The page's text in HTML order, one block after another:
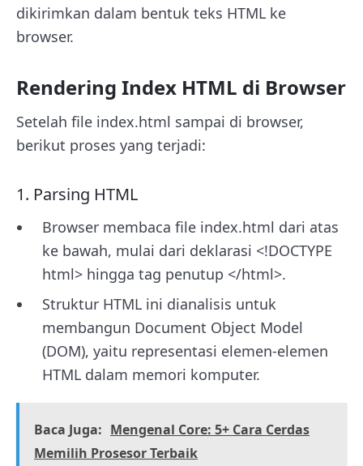
dikirimkan dalam bentuk teks HTML ke
browser.
Rendering Index HTML di Browser
Setelah file index.html sampai di browser,
berikut proses yang terjadi:
1. Parsing HTML
Browser membaca file index.html dari atas
ke bawah, mulai dari deklarasi <!DOCTYPE
html> hingga tag penutup </html>.
Struktur HTML ini dianalisis untuk
membangun Document Object Model
(DOM), yaitu representasi elemen-elemen
HTML dalam memori komputer.
Baca Juga: Mengenal Core: 5+ Cara Cerdas
Memilih Prosesor Terbaik